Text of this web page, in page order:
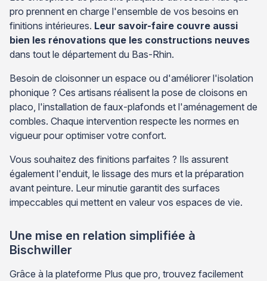
pro prennent en charge l'ensemble de vos besoins en
finitions intérieures. Leur savoir-faire couvre aussi
bien les rénovations que les constructions neuves
dans tout le département du Bas-Rhin.
Besoin de cloisonner un espace ou d'améliorer l'isolation
phonique ? Ces artisans réalisent la pose de cloisons en
placo, l'installation de faux-plafonds et l'aménagement de
combles. Chaque intervention respecte les normes en
vigueur pour optimiser votre confort.
Vous souhaitez des finitions parfaites ? Ils assurent
également l'enduit, le lissage des murs et la préparation
avant peinture. Leur minutie garantit des surfaces
impeccables qui mettent en valeur vos espaces de vie.
Une mise en relation simplifiée à
Bischwiller
Grâce à la plateforme Plus que pro, trouvez facilement